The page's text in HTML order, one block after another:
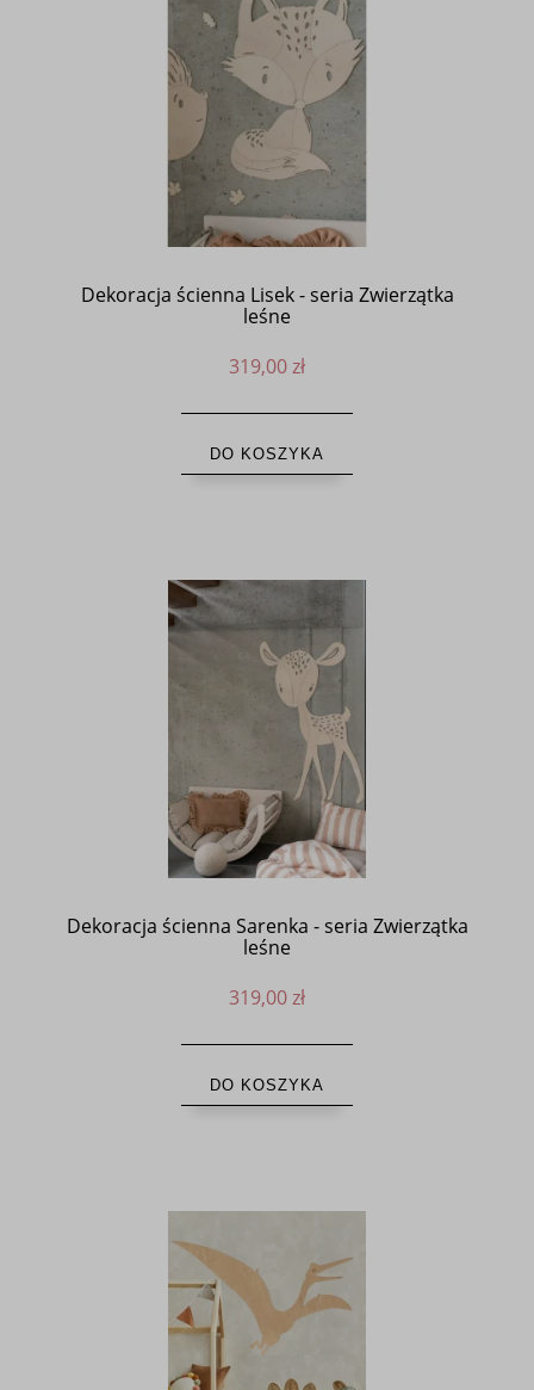
Dekoracja ścienna Lisek - seria Zwierzątka
leśne
319,00 zł
DO KOSZYKA
Dekoracja ścienna Sarenka - seria Zwierzątka
leśne
319,00 zł
DO KOSZYKA